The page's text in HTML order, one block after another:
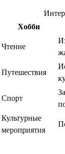
Хобби
Чтение
Путешествия
Спорт
Культурные
мероприятия